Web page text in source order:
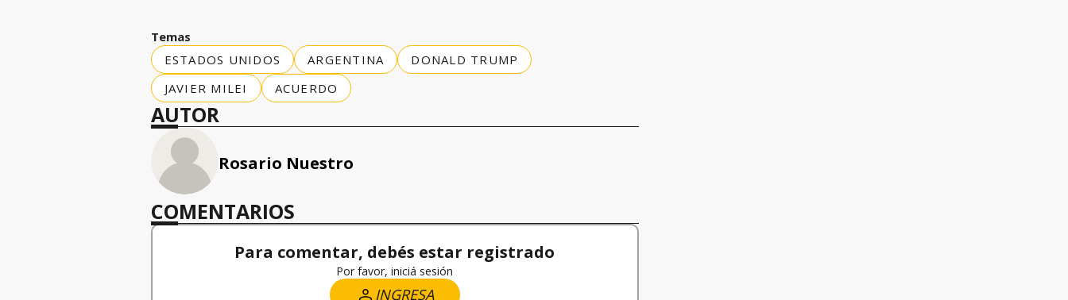
Temas
ESTADOS UNIDOS
ARGENTINA
DONALD TRUMP
JAVIER MILEI
ACUERDO
AUTOR
Rosario Nuestro
COMENTARIOS
Para comentar, debés estar registrado
Por favor, iniciá sesión
INGRESA